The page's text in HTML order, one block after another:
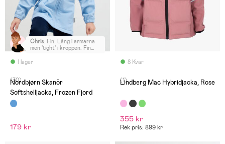
I lager
Chris: Fin. Lång i armarna
men 'tight' i kroppen. Fin
den och köpte en mörkare
(30)
Nordbjørn Skanör
Softshelljacka, Frozen Fjord
179 kr
8 Kvar
(1)
Lindberg Mac Hybridjacka, Rose
355 kr
Rek pris: 899 kr